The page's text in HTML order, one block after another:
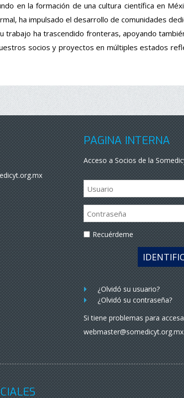
en laformación de una cultura científica en
ha impulsado el desarrollo de comunidades
trabajo hatrascendido fronteras, apoyando
stros socios y proyectos en múltiples estados
PÁGINA INTERNA
Acceso a Socios de la
Recuérdeme
¿Olvidó su usuario?
¿Olvidó su contraseña?
Si tiene problemas para
webmaster@somedicyt.org.mx